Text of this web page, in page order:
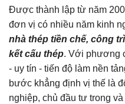
Được thành lập từ năm
đơn vị có nhiều năm kinh
nhà thép tiền chế, công
kết cấu thép. Với phương
- uy tín - tiến độ làm nền
bước khẳng định vị thế là
nghiệp, chủ đầu tư trong